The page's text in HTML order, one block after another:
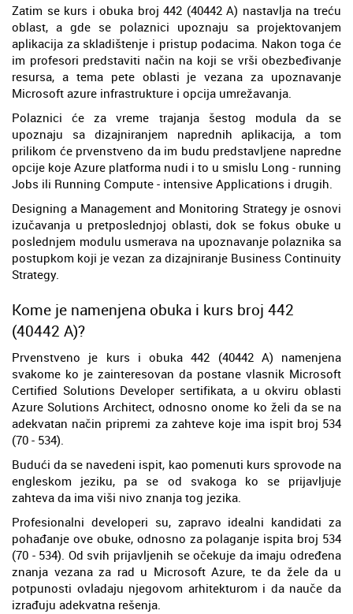
Zatim se kurs i obuka broj 442 (40442 A) nastavlja na treću
oblast, a gde se polaznici upoznaju sa projektovanjem
aplikacija za skladištenje i pristup podacima. Nakon toga će
im profesori predstaviti način na koji se vrši obezbeđivanje
resursa, a tema pete oblasti je vezana za upoznavanje
Microsoft azure infrastrukture i opcija umrežavanja.
Polaznici će za vreme trajanja šestog modula da se
upoznaju sa dizajniranjem naprednih aplikacija, a tom
prilikom će prvenstveno da im budu predstavljene napredne
opcije koje Azure platforma nudi i to u smislu Long - running
Jobs ili Running Compute - intensive Applications i drugih.
Designing a Management and Monitoring Strategy je osnovi
izučavanja u pretposlednjoj oblasti, dok se fokus obuke u
poslednjem modulu usmerava na upoznavanje polaznika sa
postupkom koji je vezan za dizajniranje Business Continuity
Strategy.
Kome je namenjena obuka i kurs broj 442
(40442 A)?
Prvenstveno je kurs i obuka 442 (40442 A) namenjena
svakome ko je zainteresovan da postane vlasnik Microsoft
Certified Solutions Developer sertifikata, a u okviru oblasti
Azure Solutions Architect, odnosno onome ko želi da se na
adekvatan način pripremi za zahteve koje ima ispit broj 534
(70 - 534).
Budući da se navedeni ispit, kao pomenuti kurs sprovode na
engleskom jeziku, pa se od svakoga ko se prijavljuje
zahteva da ima viši nivo znanja tog jezika.
Profesionalni developeri su, zapravo idealni kandidati za
pohađanje ove obuke, odnosno za polaganje ispita broj 534
(70 - 534). Od svih prijavljenih se očekuje da imaju određena
znanja vezana za rad u Microsoft Azure, te da žele da u
potpunosti ovladaju njegovom arhitekturom i da nauče da
izrađuju adekvatna rešenja.